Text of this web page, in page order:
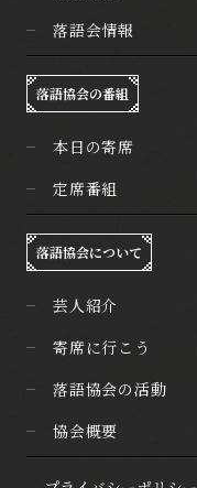
落語会情報
落語協会の番組
本日の寄席
定席番組
落語協会について
芸人紹介
寄席に行こう
落語協会の活動
協会概要